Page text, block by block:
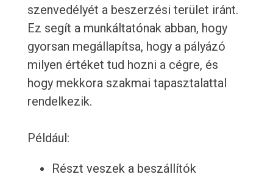
szenvedélyét a beszerzési terület iránt.
Ez segít a munkáltatónak abban, hogy
gyorsan megállapítsa, hogy a pályázó
milyen értéket tud hozni a cégre, és
hogy mekkora szakmai tapasztalattal
rendelkezik.
Például:
Részt veszek a beszállítók